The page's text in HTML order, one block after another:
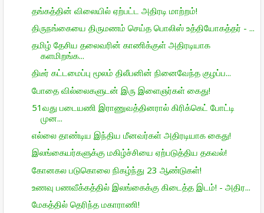
தங்கத்தின் விலையில் ஏற்பட்ட அதிரடி மாற்றம்!
திருநங்கையை திருமணம் செய்த பொலிஸ் உத்தியோகத்தர் - ...
தமிழ் தேசிய தலைவரின் காணிக்குள் அதிரடியாக
களமிறங்க...
திடீர் கட்டமைப்பு மூலம் திலீபனின் நினைவேந்த குழப்ப...
போதை வில்லைகளுடன் இரு இளைஞர்கள் கைது!
51வது படையணி இராணுவத்தினரால் கிரிக்கெட் போட்டி
முன...
எல்லை தாண்டிய இந்திய மீனவர்கள் அதிரடியாக கைது!
இலங்கையர்களுக்கு மகிழ்ச்சியை ஏற்படுத்திய தகவல்!
கோனகல படுகொலை நிகழ்ந்து 23 ஆண்டுகள்!
உணவு பணவீக்கத்தில் இலங்கைக்கு கிடைத்த இடம்! - அதிர...
மேகத்தில் தெரிந்த மகாராணி!